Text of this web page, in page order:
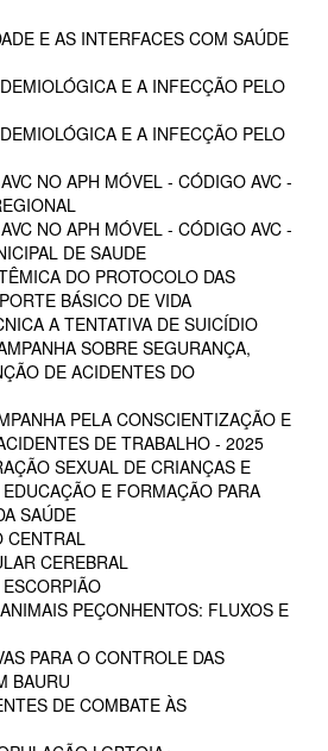
E AS INTERFACES COM SAÚDE
E A INFECÇÃO PELO
E A INFECÇÃO PELO
NO APH MÓVEL - CÓDIGO AVC -
NO APH MÓVEL - CÓDIGO AVC -
DE SAUDE
DO PROTOCOLO DAS
BÁSICO DE VIDA
A TENTATIVA DE SUICÍDIO
SOBRE SEGURANÇA,
DE ACIDENTES DO
PELA CONSCIENTIZAÇÃO E
DE TRABALHO - 2025
SEXUAL DE CRIANÇAS E
E FORMAÇÃO PARA
SAÚDE
CENTRAL
CEREBRAL
PEÇONHENTOS: FLUXOS E
PARA O CONTROLE DAS
BAURU
DE COMBATE ÀS